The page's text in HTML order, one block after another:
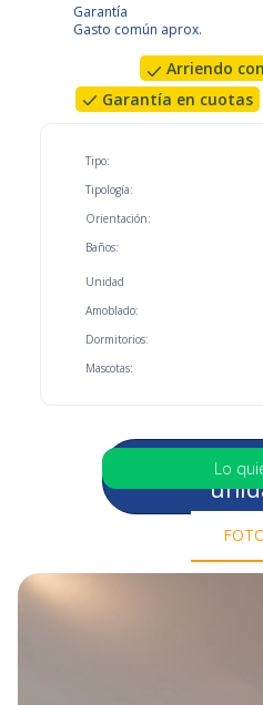
Garantía
Gasto común aprox.
Arriendo
Garantía en cuotas
Tipo:
Tipología:
Orientación:
Baños:
Unidad
Amoblado:
Dormitorios:
Mascotas:
Lo